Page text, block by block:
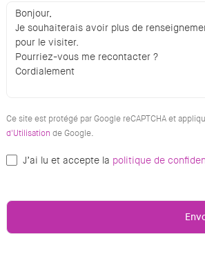
Ce site est protégé par Google reCAPTCHA et
d'Utilisation de Google.
J’ai lu et accepte la politique de